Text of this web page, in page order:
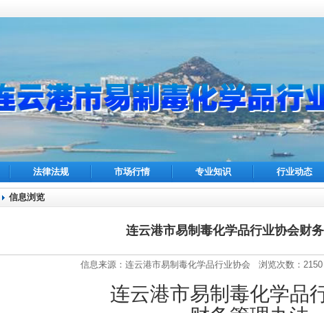
法律法规 市场行情 专业知识 行业动态
信息浏览
连云港市易制毒化学品行业协会财
信息来源：连云港市易制毒化学品行业协会 浏览次数：
连云港市易制毒化学品